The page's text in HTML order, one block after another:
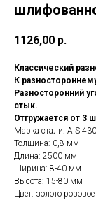
1126,00 р.
Классический
К
Разносторонний
стык.
Отгружается от 3
Марка стали:
Толщина: 0,8 мм
Длина: 2500 мм
Ширина: 8-40 мм
Высота: 15-80 мм
Цвет: золото